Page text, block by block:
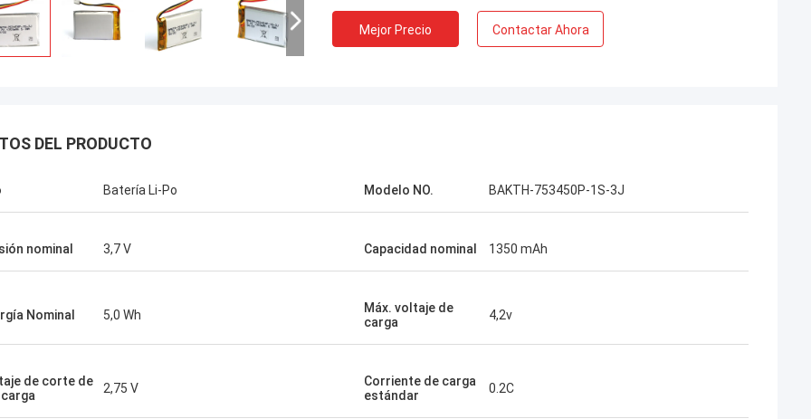
- ¿ Por qué?
experimentado un servicio al
país.Esta compañía ha ido más
satisfacer las necesidades de
preocupaciones fueron
Mejor Precio Contactar Ahora
DEL PRODUCTO
Batería Li-Po Modelo NO. BAKTH-753450P-1S-3J
nominal 3,7 V Capacidad nominal 1350 mAh
Nominal 5,0 Wh
Máx. voltaje de
carga
4,2v
de corte de
2,75 V
Corriente de carga
estándar
0.2C